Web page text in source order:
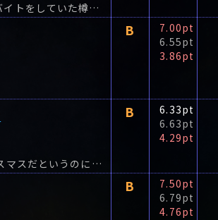
大学の夏休み、先輩の手伝いで福岡県の門司でたこ焼き屋台のバイトをしていた樽井翔太郎は、ひょんなことからセーラー服の美少女、花園絵里香をヤクザ二人組から助け出してしまう。
B
7.00pt
6.55pt
3.86pt
ロンドンから70マイル。ここ田舎町のデントンでは、もうクリスマスだというのに大小様々な難問が持ちあがる。
B
6.33pt
6.63pt
4.29pt
B
7.50pt
6.79pt
4.76pt